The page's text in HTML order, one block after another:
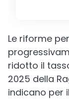
Le riforme
ridotto il
2025 della
indicano per